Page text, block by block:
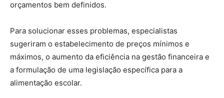
orçamentos bem definidos.
Para solucionar esses problemas, especialistas
sugeriram o estabelecimento de preços mínimos e
máximos, o aumento da eficiência na gestão financeira e
a formulação de uma legislação específica para a
alimentação escolar.